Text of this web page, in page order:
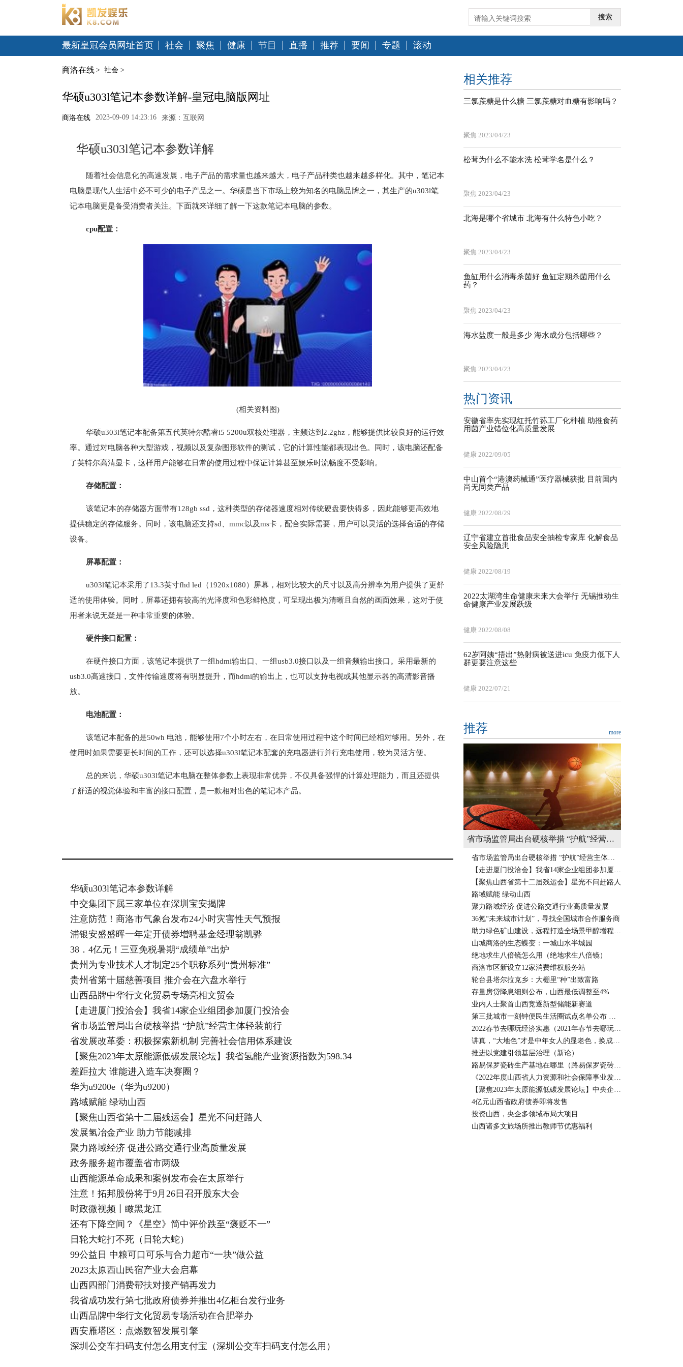
搜索
最新皇冠会员网址首页 社会 聚焦 健康 节目 直播 推荐 要闻 专题 滚动
商洛在线 > 社会 >
华硕u303l笔记本参数详解-皇冠电脑版网址
商洛在线 2023-09-09 14:23:16 来源：互联网
华硕u303l笔记本参数详解
随着社会信息化的高速发展，电子产品的需求量也越来越大，电子产品种类也越来越多样化。其中，笔记本
电脑是现代人生活中必不可少的电子产品之一。华硕是当下市场上较为知名的电脑品牌之一，其生产的u303l笔
记本电脑更是备受消费者关注。下面就来详细了解一下这款笔记本电脑的参数。
cpu配置：
(相关资料图)
华硕u303l笔记本配备第五代英特尔酷睿i5 5200u双核处理器，主频达到2.2ghz，能够提供比较良好的运行效
率。通过对电脑各种大型游戏，视频以及复杂图形软件的测试，它的计算性能都表现出色。同时，该电脑还配备
了英特尔高清显卡，这样用户能够在日常的使用过程中保证计算甚至娱乐时流畅度不受影响。
存储配置：
该笔记本的存储器方面带有128gb ssd，这种类型的存储器速度相对传统硬盘要快得多，因此能够更高效地
提供稳定的存储服务。同时，该电脑还支持sd、mmc以及ms卡，配合实际需要，用户可以灵活的选择合适的存储
设备。
屏幕配置：
u303l笔记本采用了13.3英寸fhd led（1920x1080）屏幕，相对比较大的尺寸以及高分辨率为用户提供了更舒
适的使用体验。同时，屏幕还拥有较高的光泽度和色彩鲜艳度，可呈现出极为清晰且自然的画面效果，这对于使
用者来说无疑是一种非常重要的体验。
硬件接口配置：
在硬件接口方面，该笔记本提供了一组hdmi输出口、一组usb3.0接口以及一组音频输出接口。采用最新的
usb3.0高速接口，文件传输速度将有明显提升，而hdmi的输出上，也可以支持电视或其他显示器的高清影音播
放。
电池配置：
该笔记本配备的是50wh 电池，能够使用7个小时左右，在日常使用过程中这个时间已经相对够用。另外，在
使用时如果需要更长时间的工作，还可以选择u303l笔记本配套的充电器进行并行充电使用，较为灵活方便。
总的来说，华硕u303l笔记本电脑在整体参数上表现非常优异，不仅具备强悍的计算处理能力，而且还提供
了舒适的视觉体验和丰富的接口配置，是一款相对出色的笔记本产品。
华硕u303l笔记本参数详解
中交集团下属三家单位在深圳宝安揭牌
注意防范！商洛市气象台发布24小时灾害性天气预报
浦银安盛盛晖一年定开债券增聘基金经理翁凯骅
38．4亿元！三亚免税暑期“成绩单”出炉
贵州为专业技术人才制定25个职称系列“贵州标准”
贵州省第十届慈善项目 推介会在六盘水举行
山西品牌中华行文化贸易专场亮相文贸会
【走进厦门投洽会】我省14家企业组团参加厦门投洽会
省市场监管局出台硬核举措 “护航”经营主体轻装前行
省发展改革委：积极探索新机制 完善社会信用体系建设
【聚焦2023年太原能源低碳发展论坛】我省氢能产业资源指数为598.34
差距拉大 谁能进入造车决赛圈？
华为u9200e（华为u9200）
路域赋能 绿动山西
【聚焦山西省第十二届残运会】星光不问赶路人
发展氢冶金产业 助力节能减排
聚力路域经济 促进公路交通行业高质量发展
政务服务超市覆盖省市两级
山西能源革命成果和案例发布会在太原举行
注意！拓邦股份将于9月26日召开股东大会
时政微视频丨瞰黑龙江
还有下降空间？《星空》简中评价跌至“褒贬不一”
日轮大蛇打不死（日轮大蛇）
99公益日 中粮可口可乐与合力超市“一块”做公益
2023太原西山民宿产业大会启幕
山西四部门消费帮扶对接产销再发力
我省成功发行第七批政府债券并推出4亿柜台发行业务
山西品牌中华行文化贸易专场活动在合肥举办
西安雁塔区：点燃数智发展引擎
深圳公交车扫码支付怎么用支付宝（深圳公交车扫码支付怎么用）
相关推荐
三氯蔗糖是什么糖 三氯蔗糖对血糖有影响吗？
聚焦 2023/04/23
松茸为什么不能水洗 松茸学名是什么？
聚焦 2023/04/23
北海是哪个省城市 北海有什么特色小吃？
聚焦 2023/04/23
鱼缸用什么消毒杀菌好 鱼缸定期杀菌用什么
药？
聚焦 2023/04/23
海水盐度一般是多少 海水成分包括哪些？
聚焦 2023/04/23
热门资讯
安徽省率先实现红托竹荪工厂化种植 助推食药
用菌产业错位化高质量发展
健康 2022/09/05
中山首个“港澳药械通”医疗器械获批 目前国内
尚无同类产品
健康 2022/08/29
辽宁省建立首批食品安全抽检专家库 化解食品
安全风险隐患
健康 2022/08/19
2022太湖湾生命健康未来大会举行 无锡推动生
命健康产业发展跃级
健康 2022/08/08
62岁阿姨“捂出”热射病被送进icu 免疫力低下人
群更要注意这些
健康 2022/07/21
推荐 more
省市场监管局出台硬核举措 “护航”经营主体轻装前行
省市场监管局出台硬核举措 “护航”经营主体轻装前行
【走进厦门投洽会】我省14家企业组团参加厦门投洽会
【聚焦山西省第十二届残运会】星光不问赶路人
路域赋能 绿动山西
聚力路域经济 促进公路交通行业高质量发展
36氪“未来城市计划”，寻找全国城市合作服务商
助力绿色矿山建设，远程打造全场景甲醇增程动力链最新皇冠会员网址的解决方案
山城商洛的生态蝶变：一城山水半城园
绝地求生八倍镜怎么用（绝地求生八倍镜）
商洛市区新设立12家消费维权服务站
轮台县塔尔拉克乡：大棚里“种”出致富路
存量房贷降息细则公布，山西最低调整至4%
业内人士聚首山西竞逐新型储能新赛道
第三批城市一刻钟便民生活圈试点名单公布 山西1市入选
2022春节去哪玩经济实惠（2021年春节去哪玩比较好）
讲真，“大地色”才是中年女人的显老色，换成另外3种，减龄显白
推进以党建引领基层治理（新论）
路易保罗瓷砖生产基地在哪里（路易保罗瓷砖怎么样）
《2022年度山西省人力资源和社会保障事业发展统计公报》发布
【聚焦2023年太原能源低碳发展论坛】中央企业助力山西产业低碳转型项目对接会召开
4亿元山西省政府债券即将发售
投资山西，央企多领域布局大项目
山西诸多文旅场所推出教师节优惠福利